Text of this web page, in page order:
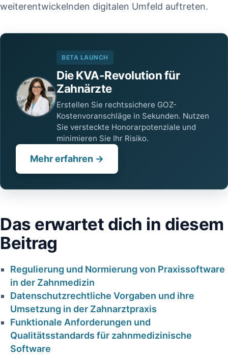
in
der
Risiko
und
HKP
erstellt –
die PKV
kürzt |
weiterentwickelnden digitalen Umfeld⁣ auftreten.
BETA LAUNCH
Die KVA-Revolution für
Zahnärzte
Erstellen Sie rechtssichere GOZ-
Kostenvoranschläge in Sekunden. Nutzen
Sie versteckte Honorarpotenziale und
minimieren Sie Ihr Risiko.
Mehr erfahren →
Das erwartet dich in diesem
Beitrag
Regulierung‍ und⁢ Normierung von ‌Praxissoftware
in der Zahnmedizin
Datenschutzrechtliche Vorgaben und ⁣ihre
Umsetzung‌ in der Zahnarztpraxis
Funktionale Anforderungen und
Qualitätsstandards für zahnmedizinische​
Software